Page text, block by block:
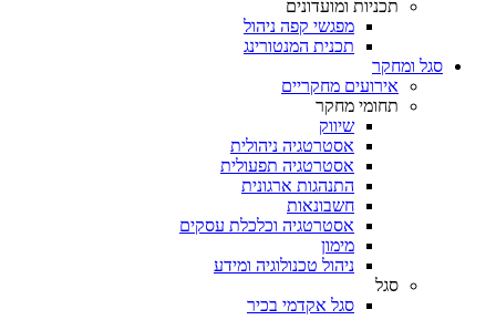
תכניות ומועדונים
מפגשי קפה ניהול
תכנית המנטורינג
סגל ומחקר
אירועים מחקריים
תחומי מחקר
שיווק
אסטרטגיה ניהולית
אסטרטגיה תפעולית
התנהגות ארגונית
חשבונאות
אסטרטגיה וכלכלת עסקים
מימון
ניהול טכנולוגיה ומידע
סגל
סגל אקדמי בכיר